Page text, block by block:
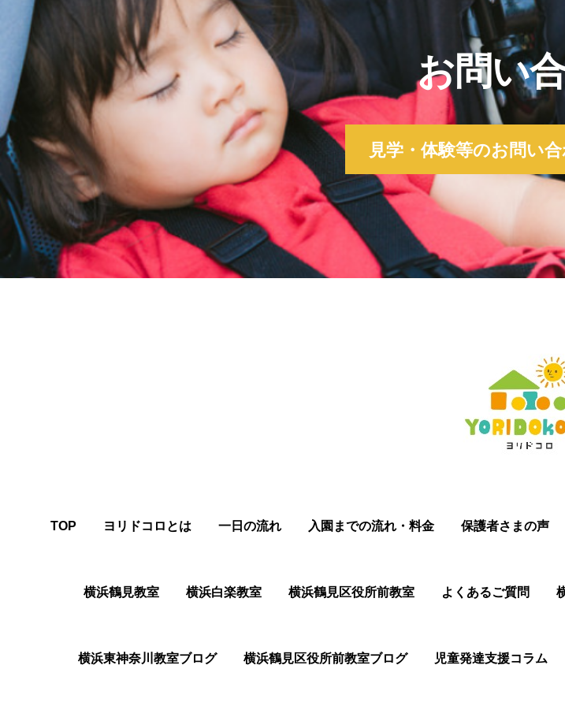
お問い
見学・体験等のお問い
TOP ヨリドコロとは 一日の流れ 入園までの流れ・料金 保護者さまの声
横浜鶴見教室 横浜白楽教室 横浜鶴⾒区役所前教室 よくあるご質問
横浜東神奈川教室ブログ 横浜鶴⾒区役所前教室ブログ 児童発達支援コラム